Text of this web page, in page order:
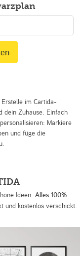
im Cartida-
dein Zuhause. Einfach
Markiere
und füge die
Ideen. Alles 100%
und kostenlos verschickt.